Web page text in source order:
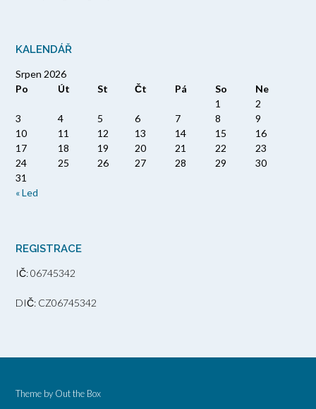
KALENDÁŘ
Srpen 2026
Po
Út St Čt Pá So Ne
« Led
1
2
3
4 5 6 7 8
9
10
11 12 13 14 15
16
17
18 19 20 21 22
23
24
25 26 27 28 29
30
31
REGISTRACE
IČ: 06745342
DIČ: CZ06745342
Theme by Out the Box